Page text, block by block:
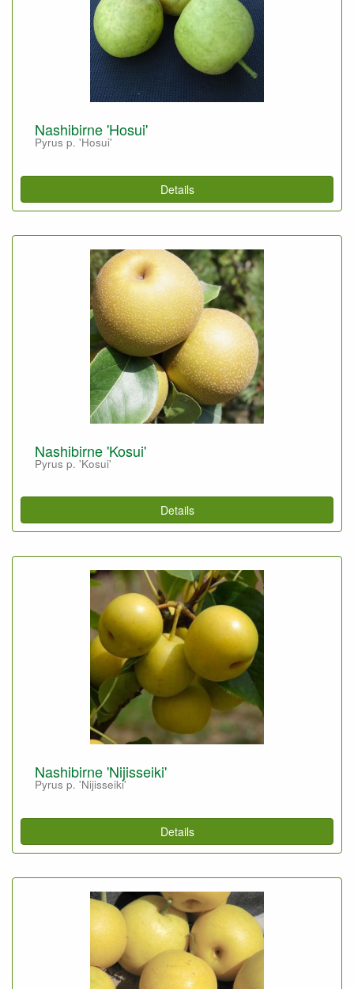
Nashibirne 'Hosui'
Pyrus p. 'Hosui'
Details
Nashibirne 'Kosui'
Pyrus p. 'Kosui'
Details
Nashibirne 'Nijisseiki'
Pyrus p. 'Nijisseiki'
Details